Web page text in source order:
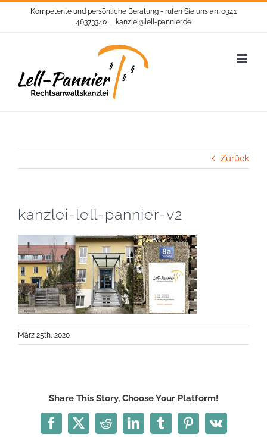
Kompetente und persönliche Beratung - rufen Sie uns an: 0941
46373340
kanzlei@lell-pannier.de
Zurück
kanzlei-lell-pannier-v2
März 25th, 2020
Share This Story, Choose Your Platform!
Facebook
X RedditLinkedInTumblrPinterest
Vk